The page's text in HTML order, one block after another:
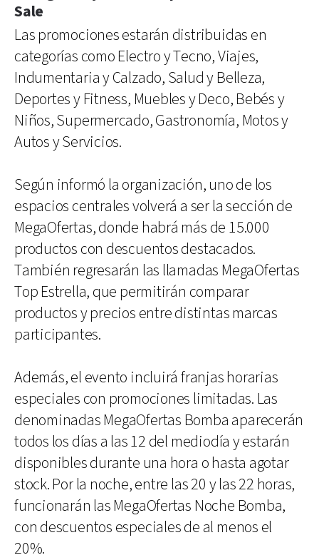
Sale
Las promociones estarán distribuidas en
categorías como Electro y Tecno, Viajes,
Indumentaria y Calzado, Salud y Belleza,
Deportes y Fitness, Muebles y Deco, Bebés y
Niños, Supermercado, Gastronomía, Motos y
Autos y Servicios.
Según informó la organización, uno de los
espacios centrales volverá a ser la sección de
MegaOfertas, donde habrá más de 15.000
productos con descuentos destacados.
También regresarán las llamadas MegaOfertas
Top Estrella, que permitirán comparar
productos y precios entre distintas marcas
participantes.
Además, el evento incluirá franjas horarias
especiales con promociones limitadas. Las
denominadas MegaOfertas Bomba aparecerán
todos los días a las 12 del mediodía y estarán
disponibles durante una hora o hasta agotar
stock. Por la noche, entre las 20 y las 22 horas,
funcionarán las MegaOfertas Noche Bomba,
con descuentos especiales de al menos el
20%.